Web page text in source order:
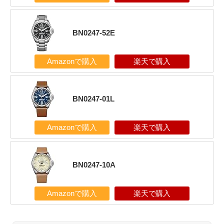
BN0247-52E
Amazonで購入 楽天で購入
BN0247-01L
Amazonで購入 楽天で購入
BN0247-10A
Amazonで購入 楽天で購入